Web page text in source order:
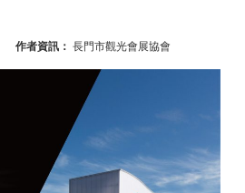
作者資訊： 長門市觀光會展協會